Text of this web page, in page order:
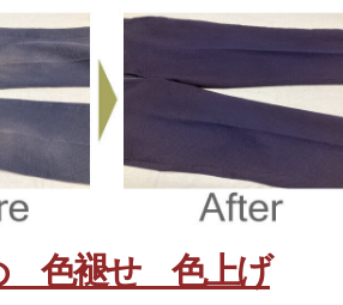
色褪せ 色上げ